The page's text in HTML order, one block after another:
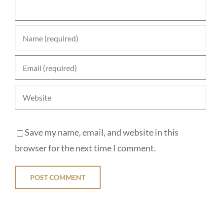
Save my name, email, and website in this
browser for the next time I comment.